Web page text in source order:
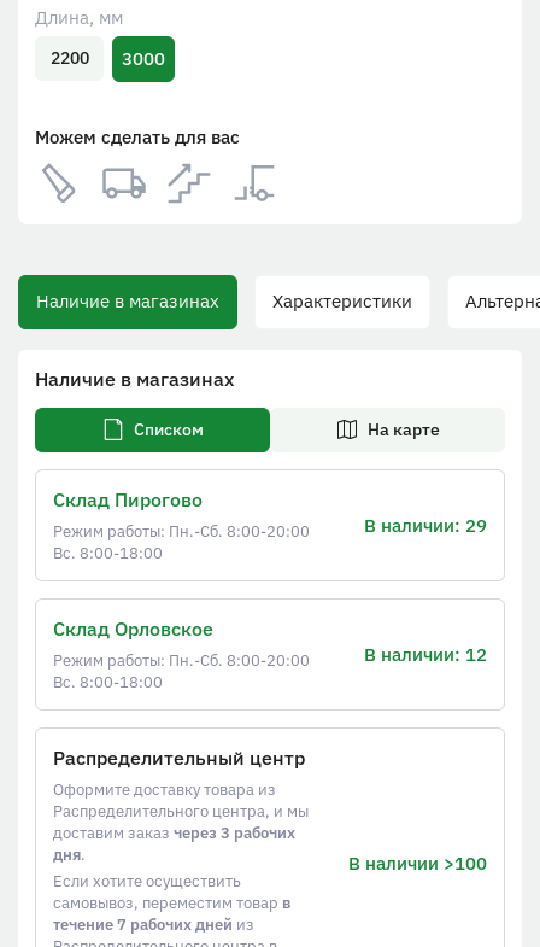
Длина, мм
2200 3000
Можем сделать для вас
Наличие в магазинах Характеристики
Наличие в магазинах
Списком На карте
Склад Пирогово
Режим работы: Пн.-Сб. 8:00-20:00
Вс. 8:00-18:00
В наличии: 29
Склад Орловское
Режим работы: Пн.-Сб. 8:00-20:00
Вс. 8:00-18:00
В наличии: 12
Распределительный центр
Оформите доставку товара из
Распределительного центра, и мы
доставим заказ через 3 рабочих
дня.
Если хотите осуществить
самовывоз, переместим товар в
течение 7 рабочих дней из
В наличии >100